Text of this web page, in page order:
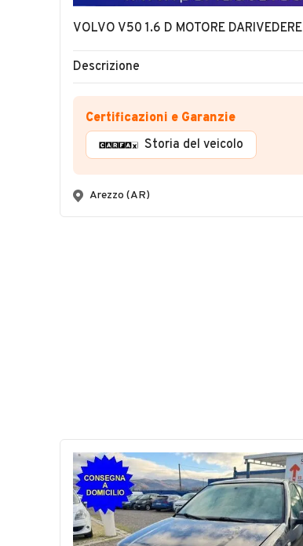
VOLVO V50 1.6 D MOTORE DARIVEDERE
Descrizione
Certificazioni e Garanzie
Storia del veicolo
Arezzo (AR)